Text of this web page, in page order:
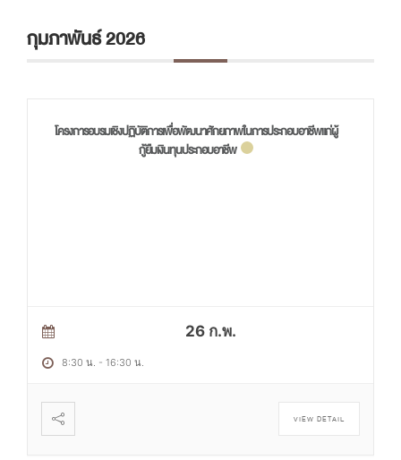
กุมภาพันธ์ 2026
โครงการอบรมเชิงปฏิบัติการเพื่อพัฒนาศักยภาพในการประกอบอาชีพแก่ผู้
กู้ยืมเงินทุนประกอบอาชีพ
26 ก.พ.
8:30 น. - 16:30 น.
VIEW DETAIL